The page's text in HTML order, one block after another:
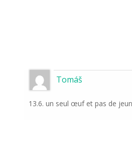
Tomáš
13.6. un seul œuf et pas de